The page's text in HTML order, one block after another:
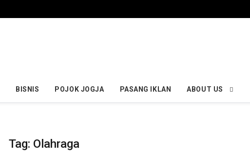
BISNIS POJOK JOGJA PASANG IKLAN ABOUT US
Tag: Olahraga